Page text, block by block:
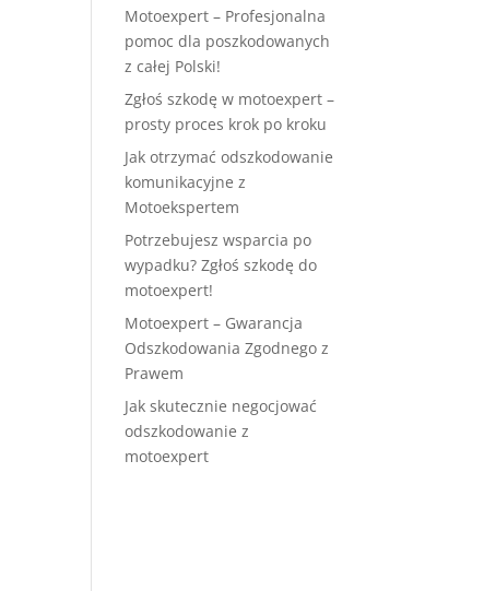
Motoexpert – Profesjonalna
pomoc dla poszkodowanych
z całej Polski!
Zgłoś szkodę w motoexpert –
prosty proces krok po kroku
Jak otrzymać odszkodowanie
komunikacyjne z
Motoekspertem
Potrzebujesz wsparcia po
wypadku? Zgłoś szkodę do
motoexpert!
Motoexpert – Gwarancja
Odszkodowania Zgodnego z
Prawem
Jak skutecznie negocjować
odszkodowanie z
motoexpert